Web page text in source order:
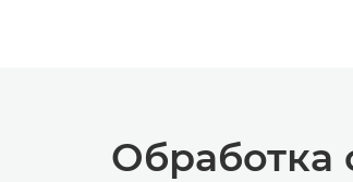
Обработка